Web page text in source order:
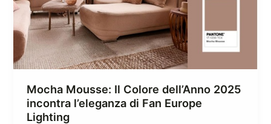
Mocha Mousse: Il Colore dell’Anno 2025
incontra l’eleganza di Fan Europe
Lighting